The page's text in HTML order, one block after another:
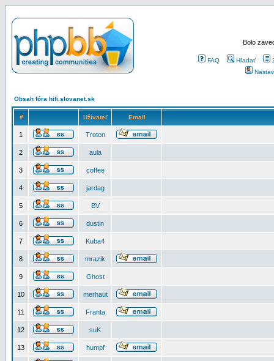
Bolo
FAQ Hľadať
Obsah fóra hifi.slovanet.sk
# Užívateľ Email
1 Troton
2 aula
3 coffee
4 jardag
5 BV
6 dustin
7 Kuba4
8 mrazik
9 Ghost
10 merhaut
11 Franta
12 suK
13 humpf